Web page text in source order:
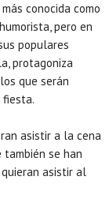
conocida como
pero en
populares
protagoniza
que serán
fiesta.
asistir a la cena
también se han
asistir al